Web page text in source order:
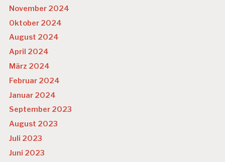
November 2024
Oktober 2024
August 2024
April 2024
März 2024
Februar 2024
Januar 2024
September 2023
August 2023
Juli 2023
Juni 2023